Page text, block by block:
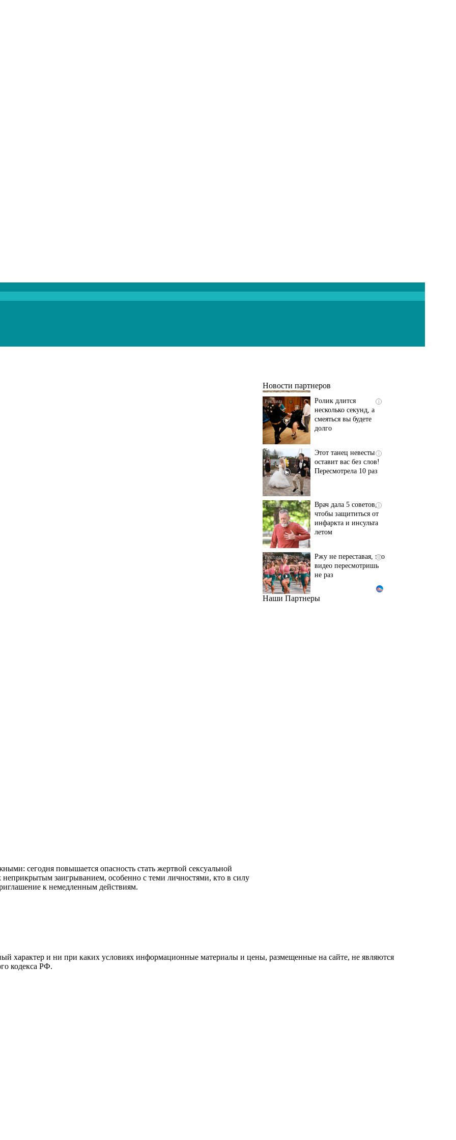
сегодня повышается опасность стать жертвой сексуальной
заигрыванием, особенно с теми личностями, кто в силу
к немедленным действиям.
Новости партнеров
несколько секунд, а
смеяться вы будете
долго
оставит вас без слов!
Пересмотрела 10 раз
чтобы защититься от
инфаркта и инсульта
летом
видео пересмотришь
не раз
Ролик длится пару
Наши Партнеры
характер и ни при каких условиях информационные материалы и цены, размещенные на сайте, не являются
кодекса РФ.